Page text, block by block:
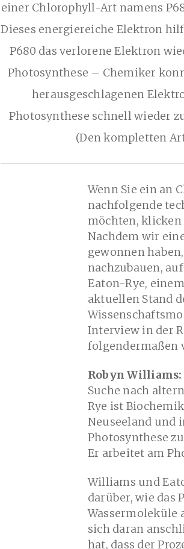
einer Chlorophyll-Art namens
Dieses energiereiche Elektron
P680 das verlorene Elektron
Photosynthese – Chemiker
herausgeschlagenen
Photosynthese schnell wieder
(Den kompletten
Wenn Sie ein an
nachfolgende
möchten, klicken
Nachdem wir
gewonnen
nachzubauen,
Eaton-Rye,
aktuellen Stand
Interview in der
folgendermaßen
Robyn Williams:
Suche nach
Rye ist
Neuseeland und
Photosynthese
Er arbeitet am
Williams und
darüber, wie das
Wassermoleküle
sich daran
hat, dass der